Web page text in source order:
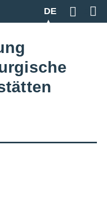
DE
Geben
Zur Gesamtübersicht